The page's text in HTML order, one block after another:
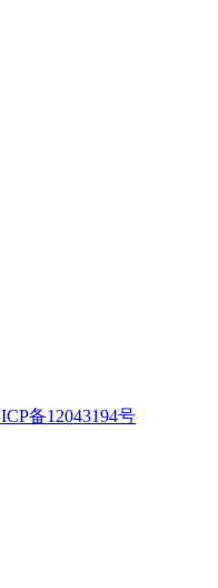
备12043194号